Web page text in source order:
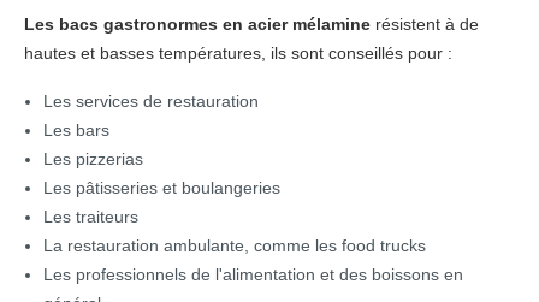
Les bacs gastronormes en acier mélamine résistent à de
hautes et basses températures, ils sont conseillés pour :
Les services de restauration
Les bars
Les pizzerias
Les pâtisseries et boulangeries
Les traiteurs
La restauration ambulante, comme les food trucks
Les professionnels de l'alimentation et des boissons en